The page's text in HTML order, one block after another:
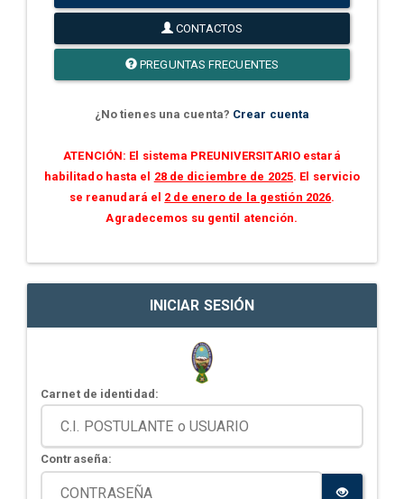
CONTACTOS
PREGUNTAS FRECUENTES
¿No tienes una cuenta? Crear cuenta
ATENCIÓN: El sistema PREUNIVERSITARIO estará
habilitado hasta el 28 de diciembre de 2025. El servicio
se reanudará el 2 de enero de la gestión 2026.
Agradecemos su gentil atención.
INICIAR SESIÓN
Carnet de identidad:
Contraseña: